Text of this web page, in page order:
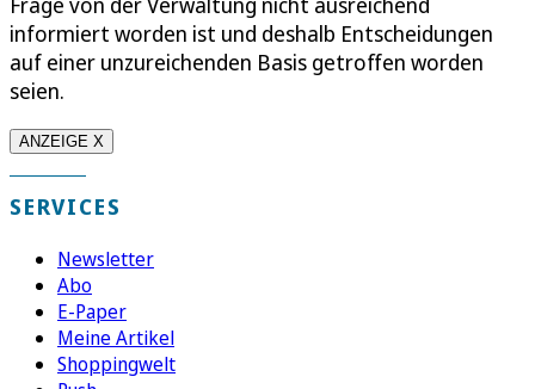
informiert worden ist und deshalb Entscheidungen
auf einer unzureichenden Basis getroffen worden
seien.
ANZEIGE X
SERVICES
Newsletter
Abo
E-Paper
Meine Artikel
Shoppingwelt